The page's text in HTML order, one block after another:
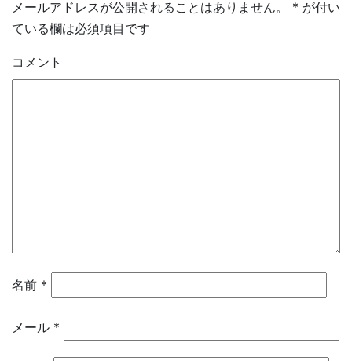
メールアドレスが公開されることはありません。 * が付い
ている欄は必須項目です
コメント
名前 *
メール *